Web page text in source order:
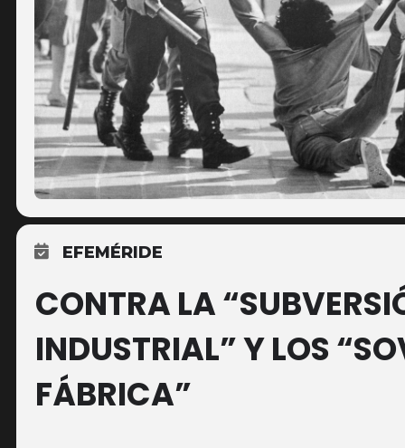
EFEMÉRIDE
CONTRA LA
INDUSTRIAL” Y LOS
FÁBRICA”